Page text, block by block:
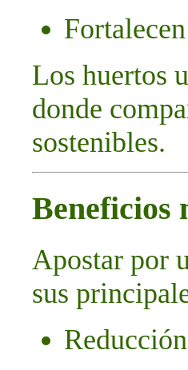
Los huertos
donde
sostenibles.
Beneficios
Apostar por
sus